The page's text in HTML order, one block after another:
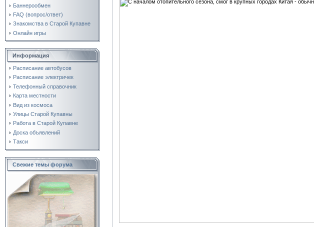
Баннерообмен
FAQ (вопрос/ответ)
Знакомства в Старой Купавне
Онлайн игры
Информация
Расписание автобусов
Расписание электричек
Телефонный справочник
Карта местности
Вид из космоса
Улицы Старой Купавны
Работа в Старой Купавне
Доска объявлений
Такси
Свежие темы форума